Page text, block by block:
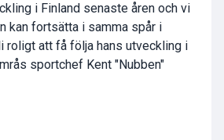
i Finland senaste åren och vi
kan fortsätta i samma spår i
roligt att få följa hans utveckling i
sportchef Kent "Nubben"